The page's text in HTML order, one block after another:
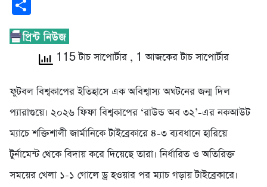
115 টাচ সাপোর্টার , 1 আজকের টাচ সাপোর্টার
ফুটবল বিশ্বকাপের ইতিহাসে এক অবিশ্বাস্য অঘটনের জন্ম দিল
প্যারাগুয়ে। ২০২৬ ফিফা বিশ্বকাপের ‘রাউন্ড অব ৩২’-এর নকআউট
ম্যাচে শক্তিশালী জার্মানিকে টাইব্রেকারে ৪-৩ ব্যবধানে হারিয়ে
টুর্নামেন্ট থেকে বিদায় করে দিয়েছে তারা। নির্ধারিত ও অতিরিক্ত
সময়ের খেলা ১-১ গোলে ড্র হওয়ার পর ম্যাচ গড়ায় টাইব্রেকারে।